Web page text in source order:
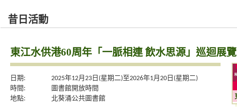
昔日活動
東江水供港60周年「一脈相連 飲水思源」巡迴展覽
日期:
2025年12月23日(星期二)至2026年1月20日(星期二)
時間:
圖書館開放時間
地點:
北葵涌公共圖書館